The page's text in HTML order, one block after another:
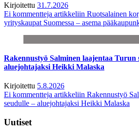
Kirjoitettu 31.7.2026
Ei kommentteja artikkeliin Ruotsalainen
yrityskaupat Suomessa – asema
Rakennustyö Salminen laajentaa Turun
aluejohtajaksi Heikki Malaska
Kirjoitettu 5.8.2026
Ei kommentteja artikkeliin Rakennustyö
seudulle – aluejohtajaksi Heikki Malaska
Uutiset